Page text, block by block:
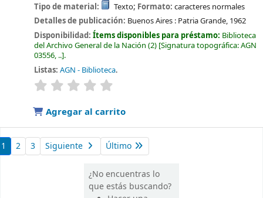
Tipo de material:
Texto; Formato: caracteres normales
Detalles de publicación: Buenos Aires : Patria Grande, 1962
Disponibilidad:Ítems disponibles para préstamo: Biblioteca
del Archivo General de la Nación (2) Signatura topográfica:AGN
03556, .. .
Listas: AGN - Biblioteca.
valoración
Agregar al carrito
1 2 3 Siguiente Último
¿No encuentras lo
que estás buscando?